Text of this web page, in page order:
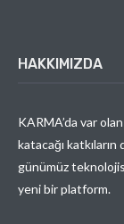
HAKKIMIZDA
KARMA’da var
katacağı
günümüz
yeni bir platform.